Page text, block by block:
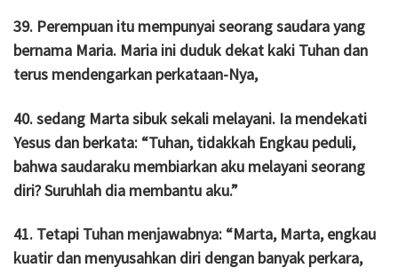
39. Perempuan itu mempunyai seorang saudara yang
bernama Maria. Maria ini duduk dekat kaki Tuhan dan
terus mendengarkan perkataan-Nya,
40. sedang Marta sibuk sekali melayani. Ia mendekati
Yesus dan berkata: “Tuhan, tidakkah Engkau peduli,
bahwa saudaraku membiarkan aku melayani seorang
diri? Suruhlah dia membantu aku.”
41. Tetapi Tuhan menjawabnya: “Marta, Marta, engkau
kuatir dan menyusahkan diri dengan banyak perkara,